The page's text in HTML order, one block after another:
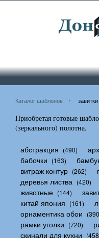
Каталог шаблонов завитки
Приобретая готовые
(зеркального) полотна.
абстракция (490)
бабочки (163)
витраж контур (262)
деревья листва (420)
животные (144)
китай япония (161)
орнаментика обои
рамки уголки (720)
скинали для кухни